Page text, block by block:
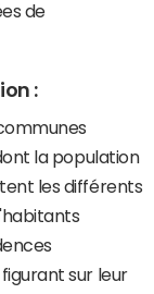
de
:
la population
les différents
sur leur